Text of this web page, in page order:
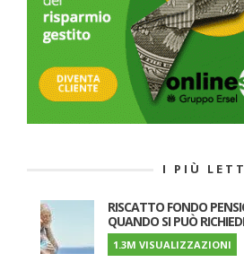
I PIÙ
RISCATTO FONDO
QUANDO SI PUÒ
1.3M VISUALIZZAZIONI